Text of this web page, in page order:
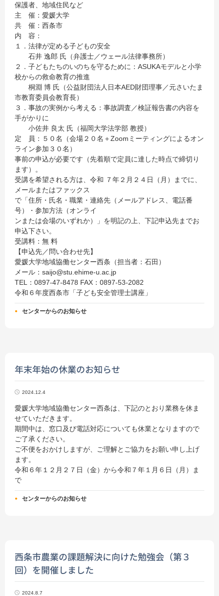
保護者、地域住民など
主 催：愛媛大学
共 催：西条市
内 容：
１．法律が定める子どもの安全
石井 逸郎 氏（弁護士／ウェール法律事務所）
２．子どもたちのいのちを守るために：ASUKAモデルと小学
校からの救命教育の推進
桐淵 博 氏（公益財団法人日本AED財団理事／元さいたま
市教育委員会教育長）
３．事故の実例から考える：事故調査／検証報告書の内容を
手がかりに
小佐井 良太 氏（福岡大学法学部 教授）
定 員：５０名（会場２０名＋Zoomミーティングによるオン
ライン参加３０名）
事前の申込が必要です（先着順で定員に達した時点で締切り
ます）。
受講を希望される方は、令和 ７年２月２４日（月）までに、
メールまたはファックス
で「住所・氏名・職業・連絡先（メールアドレス、電話番
号）・参加方法（オンライ
ンまたは会場のいずれか）」を明記の上、下記申込先までお
申込下さい。
受講料：無 料
【申込先／問い合わせ先】
愛媛大学地域協働センター西条（担当者：石田）
メール：saijo@stu.ehime-u.ac.jp
TEL：0897-47-8478 FAX：0897-53-2082
令和６年度西条市「子ども安全管理士講座」
センターからのお知らせ
年末年始の休業のお知らせ
2024.12.4
愛媛⼤学地域協働センター西条は、下記のとおり業務を休ま
せていただきます。
期間中は、窓⼝及び電話対応についても休業となりますので
ご了承ください。
ご不便をおかけしますが、ご理解とご協⼒をお願い申し上げ
ます。
令和６年１２⽉２７⽇（金）から令和７年１⽉６⽇（月）ま
で
センターからのお知らせ
西条市農業の課題解決に向けた勉強会（第３
回）を開催しました
2024.8.7